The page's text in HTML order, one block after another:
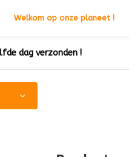
Welkom op onze planeet !
dag verzonden !